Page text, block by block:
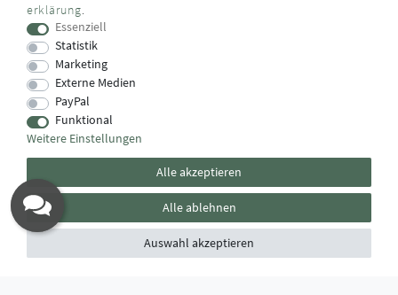
Das Käufersiegel des Händlerbunds garantiert Ihnen
100%.-ige Zahlungssicherheit, größtmöglichen Datenschutz
und Geld-zurück-Garantie bei Nicht- oder Falschlieferung.
erklärung.
Essenziell
Statistik
Marketing
Externe Medien
PayPal
Funktional
Weitere Einstellungen
Alle akzeptieren
Alle ablehnen
Auswahl akzeptieren